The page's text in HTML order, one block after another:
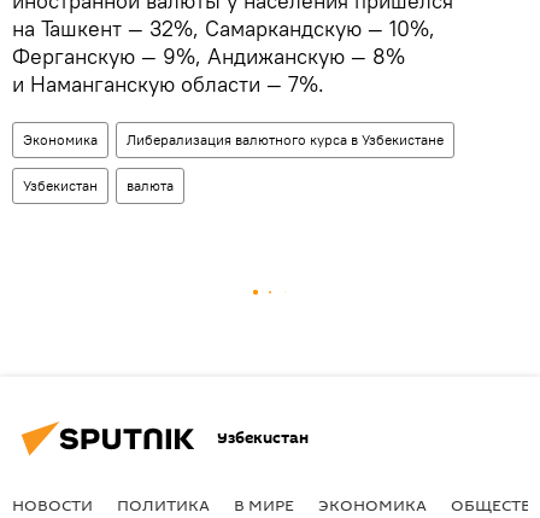
на Ташкент — 32%, Самаркандскую — 10%,
Ферганскую — 9%, Андижанскую — 8%
и Наманганскую области — 7%.
Экономика Либерализация валютного курса в Узбекистане
Узбекистан валюта
Узбекистан
НОВОСТИ ПОЛИТИКА В МИРЕ ЭКОНОМИКА